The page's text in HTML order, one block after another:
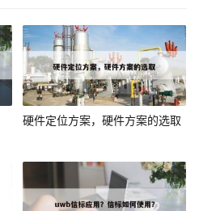
硬件定位方案，硬件方案的选取